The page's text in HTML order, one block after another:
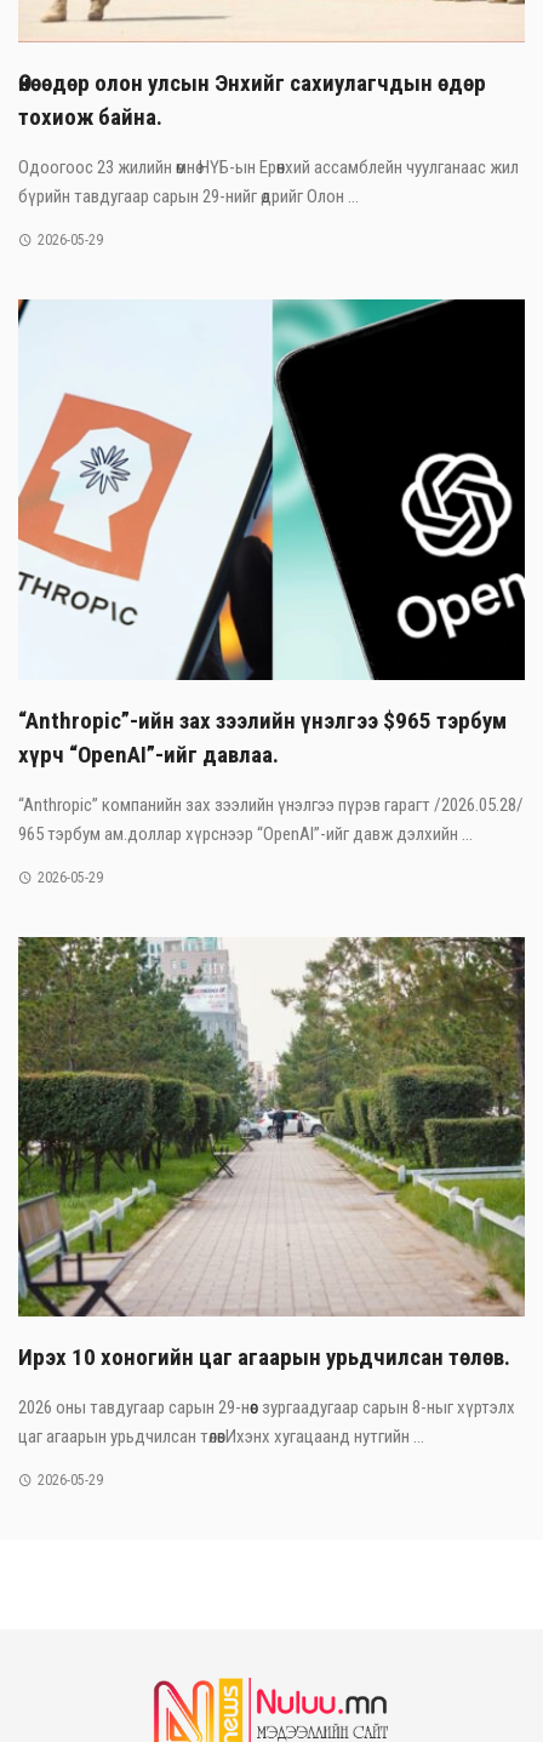
Өнөөдөр олон улсын Энхийг сахиулагчдын өдөр
тохиож байна.
Одоогоос 23 жилийн өмнө НҮБ-ын Ерөнхий ассамблейн чуулганаас жил
бүрийн тавдугаар сарын 29-нийг өдрийг Олон ...
2026-05-29
“Anthropic”-ийн зах зээлийн үнэлгээ $965 тэрбум
хүрч “OpenAI”-ийг давлаа.
“Anthropic” компанийн зах зээлийн үнэлгээ пүрэв гарагт /2026.05.28/
965 тэрбум ам.доллар хүрснээр “OpenAI”-ийг давж дэлхийн ...
2026-05-29
Ирэх 10 хоногийн цаг агаарын урьдчилсан төлөв.
2026 оны тавдугаар сарын 29-нөөс зургаадугаар сарын 8-ныг хүртэлх
цаг агаарын урьдчилсан төлөвИхэнх хугацаанд нутгийн ...
2026-05-29